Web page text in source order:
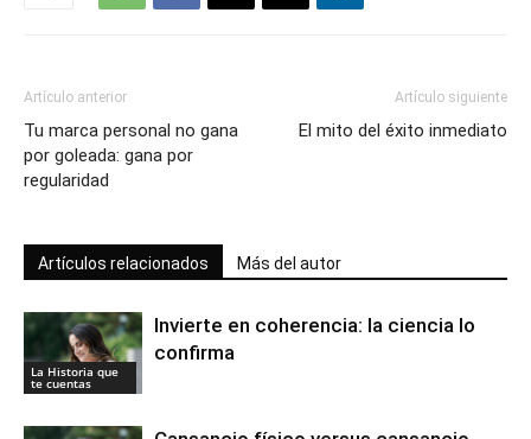
Artículo anterior
Tu marca personal no gana
por goleada: gana por
regularidad
Artículo siguiente
El mito del éxito inmediato
Artículos relacionados Más del autor
La Historia que
te cuentas
Invierte en coherencia: la ciencia lo
confirma